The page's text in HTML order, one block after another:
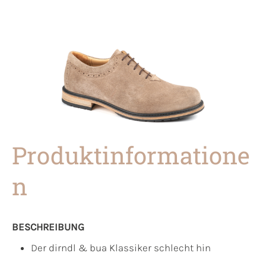
Produktinformatione
n
BESCHREIBUNG
Der dirndl & bua Klassiker schlecht hin